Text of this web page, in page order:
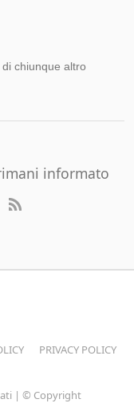
chiunque altro
informato
PRIVACY POLICY
| © Copyright